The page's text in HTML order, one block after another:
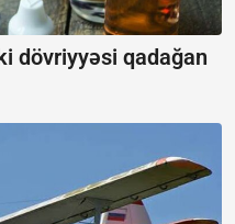
dövriyyəsi qadağan